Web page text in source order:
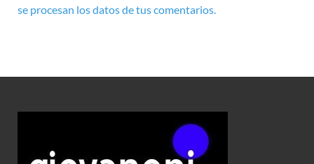
se procesan los datos de tus comentarios.